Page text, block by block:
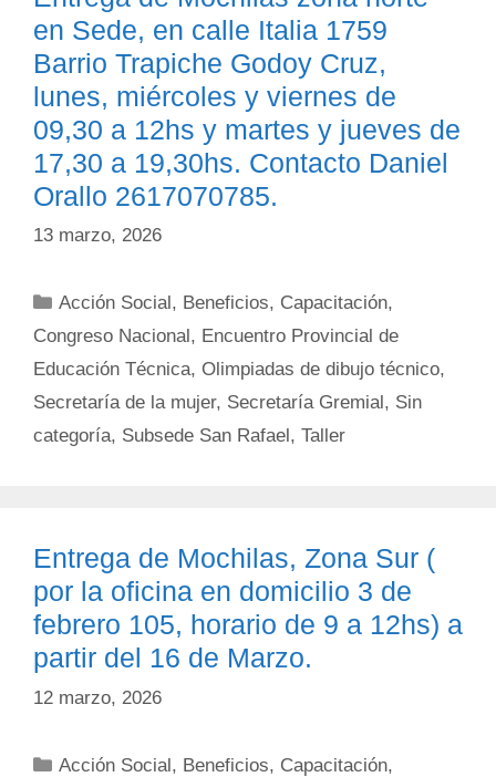
en Sede, en calle Italia 1759
Barrio Trapiche Godoy Cruz,
lunes, miércoles y viernes de
09,30 a 12hs y martes y jueves de
17,30 a 19,30hs. Contacto Daniel
Orallo 2617070785.
13 marzo, 2026
Categorías
Acción Social , Beneficios, Capacitación,
Congreso Nacional , Encuentro Provincial de
Educación Técnica, Olimpiadas de dibujo técnico,
Secretaría de la mujer, Secretaría Gremial , Sin
categoría, Subsede San Rafael , Taller
Entrega de Mochilas, Zona Sur (
por la oficina en domicilio 3 de
febrero 105, horario de 9 a 12hs) a
partir del 16 de Marzo.
12 marzo, 2026
Categorías
Acción Social, Beneficios, Capacitación,